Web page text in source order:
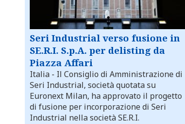
Seri Industrial verso fusione in
SE.R.I. S.p.A. per delisting da
Piazza Affari
Italia - Il Consiglio di Amministrazione di
Seri Industrial, società quotata su
Euronext Milan, ha approvato il progetto
di fusione per incorporazione di Seri
Industrial nella società SE.R.I.